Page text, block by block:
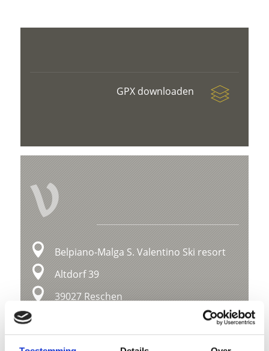
GPX downloaden
V
Belpiano-Malga S. Valentino Ski resort
Altdorf 39
39027 Reschen